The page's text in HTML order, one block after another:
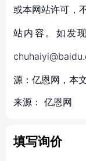
或本网站许可，
站内容。如发
源：亿恩网，本
来源： 亿恩网
填写询价